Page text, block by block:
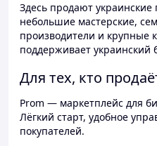
Здесь продают
небольшие мастерские,
производители и крупные
поддерживает украинский
Для тех, кто
Prom — маркетплейс для
Лёгкий старт, удобное
покупателей.